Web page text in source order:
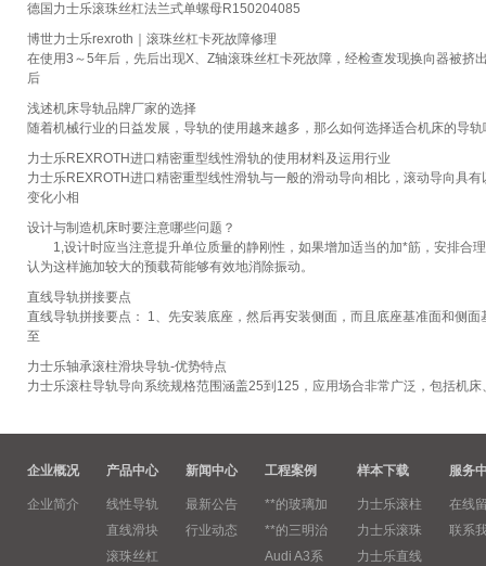
德国力士乐滚珠丝杠法兰式单螺母R150204085
博世力士乐rexroth｜滚珠丝杠卡死故障修理
在使用3～5年后，先后出现X、Z轴滚珠丝杠卡死故障，经检查发现换向器被
后
浅述机床导轨品牌厂家的选择
随着机械行业的日益发展，导轨的使用越来越多，那么如何选择适合机床的导
力士乐REXROTH进口精密重型线性滑轨的使用材料及运用行业
力士乐REXROTH进口精密重型线性滑轨与一般的滑动导向相比，滚动导向具
变化小相
设计与制造机床时要注意哪些问题？
1,设计时应当注意提升单位质量的静刚性，如果增加适当的加*筋，安排合
认为这样施加较大的预载荷能够有效地消除振动。
直线导轨拼接要点
直线导轨拼接要点： 1、先安装底座，然后再安装侧面，而且底座基准面和侧
至
力士乐轴承滚柱滑块导轨-优势特点
力士乐滚柱导轨导向系统规格范围涵盖25到125，应用场合非常广泛，包括机
企业概况
企业简介
产品中心
线性导轨
直线滑块
滚珠丝杠
新闻中心
最新公告
行业动态
工程案例
**的玻璃加
**的三明治
Audi A3系
样本下载
力士乐滚柱
力士乐滚珠
力士乐直线
服务
在线
联系